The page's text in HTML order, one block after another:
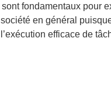
fondamentaux pour
en général
efficace de